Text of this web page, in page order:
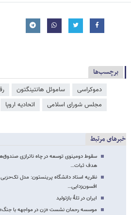
برچسب‌ها
دموکراسی ساموئل هانتینگتون
مجلس شورای اسلامی
اتحادیه اروپا
خبرهای مرتبط
سقوط دومینوی توسعه در چاه ناترازی
هدف ثبات…
نظریه استاد دانشگاه پرینستون: مدل
افسون‌زدایی…
ایران در تلۀ بازتولید
موسسه رحمان نشست «زن در مواجهه با جنگ»